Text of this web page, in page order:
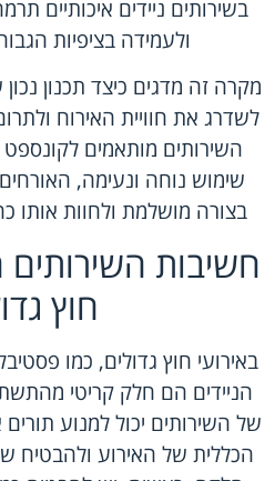
בשירותים ניידים איכותיים
ולעמידה בציפיות
מקרה זה מדגים כיצד תכנון
לשדרג את חוויית האירוח
השירותים מותאמים לקונספט
שימוש נוחה ונעימה,
בצורה מושלמת ולחוות אותו
חשיבות השירותים
חוץ
באירועי חוץ גדולים, כמו
הניידים הם חלק קריטי
של השירותים יכול למנוע
הכללית של האירוע ולהבטיח